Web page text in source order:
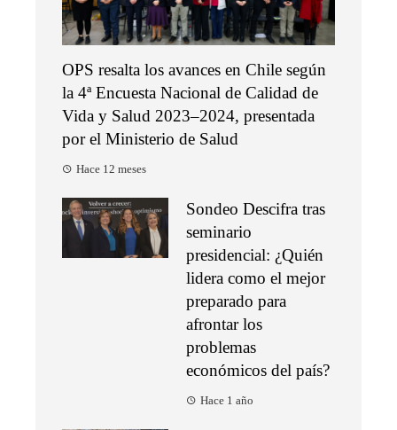
OPS resalta los avances en Chile según
la 4ª Encuesta Nacional de Calidad de
Vida y Salud 2023–2024, presentada
por el Ministerio de Salud
Hace 12 meses
Sondeo Descifra tras
seminario
presidencial: ¿Quién
lidera como el mejor
preparado para
afrontar los
problemas
económicos del país?
Hace 1 año